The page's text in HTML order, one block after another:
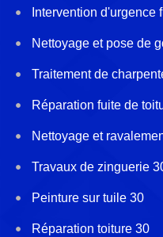
Intervention d'urgence
Nettoyage et pose de
Traitement de
Réparation fuite de
Nettoyage et
Travaux de zinguerie
Peinture sur tuile 30
Réparation toiture 30